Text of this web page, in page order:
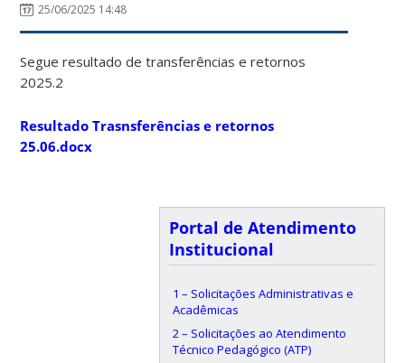
25/06/2025 14:48
Segue resultado de transferências e retornos
2025.2
Resultado Trasnsferências e retornos
25.06.docx
Portal de Atendimento
Institucional
1 – Solicitações Administrativas e
Acadêmicas
2 – Solicitações ao Atendimento
Técnico Pedagógico (ATP)